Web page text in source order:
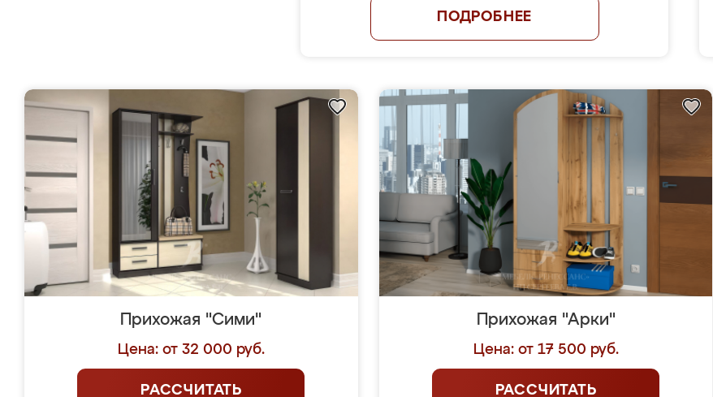
ПОДРОБНЕЕ
Прихожая "Сими"
Цена: от 32 000 руб.
РАССЧИТАТЬ
Прихожая "Арки"
Цена: от 17 500 руб.
РАССЧИТАТЬ